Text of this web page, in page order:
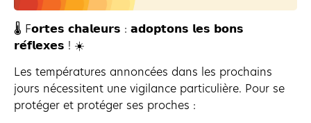
🌡️ F𝗼𝗿𝘁𝗲𝘀 𝗰𝗵𝗮𝗹𝗲𝘂𝗿𝘀 : 𝗮𝗱𝗼𝗽𝘁𝗼𝗻𝘀 𝗹𝗲𝘀 𝗯𝗼𝗻𝘀
𝗿𝗲́𝗳𝗹𝗲𝘅𝗲𝘀 ! ☀️
Les températures annoncées dans les prochains
jours nécessitent une vigilance particulière. Pour se
protéger et protéger ses proches :